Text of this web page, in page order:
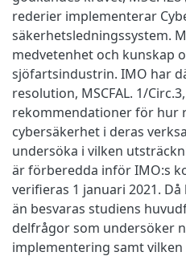
rederier implementerar
säkerhetsledningssystem.
medvetenhet och kunskap
sjöfartsindustrin. IMO har
resolution, MSCFAL. 1/
rekommendationer för hur
cybersäkerhet i deras
undersöka i vilken
är förberedda inför IMO:s
verifieras 1 januari 2021.
än besvaras studiens
delfrågor som undersöker
implementering samt